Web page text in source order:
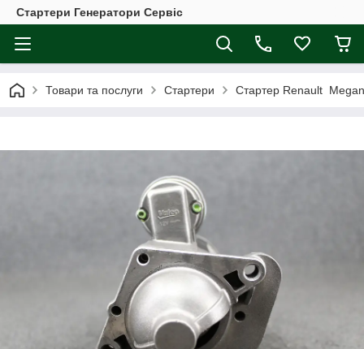
Стартери Генератори Сервіс
Товари та послуги Стартери Стартер Renault